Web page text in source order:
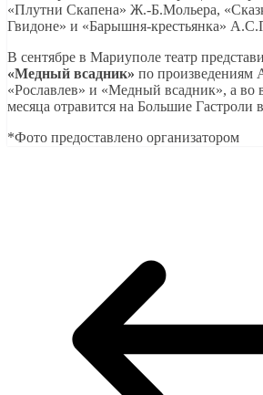
«Плутни Скапена» Ж.-Б.Мольера,
Гвидоне» и «Барышня-крестьянка»
В сентябре в Мариуполе театр
«Медный всадник» по
«Рославлев» и «Медный всадник», а во
месяца отравится на Большие
*Фото предоставлено организатором